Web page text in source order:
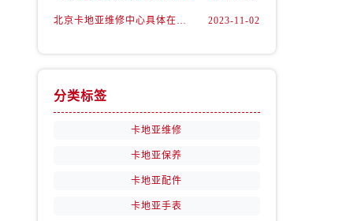
北京卡地亚维修中心具体在哪里？ 2023-11-02
分类标签
卡地亚维修
卡地亚保养
卡地亚配件
卡地亚手表